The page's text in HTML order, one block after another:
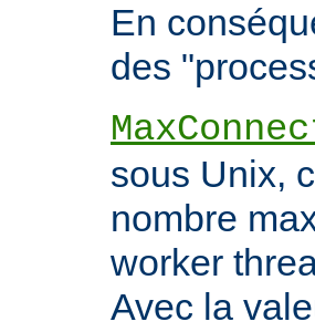
En
des
sous Unix,
nombre
worker
Avec la